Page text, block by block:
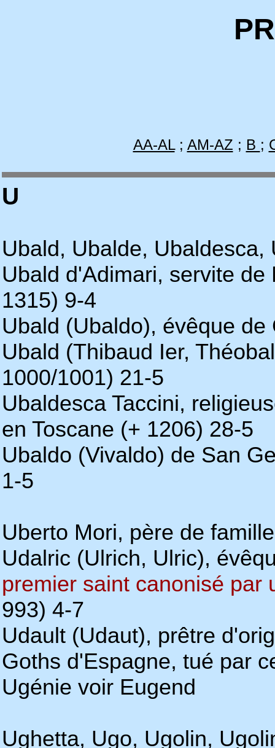
AA-AL; AM-AZ ; B ;
U
Ubald, Ubalde, Ubaldesca,
Ubald d'Adimari, servite
1315) 9-4
Ubald (Ubaldo), évêque
Ubald (Thibaud Ier,
1000/1001) 21-5
Ubaldesca Taccini,
en Toscane (+ 1206) 28-5
Ubaldo (Vivaldo) de San
1-5
Uberto Mori, père de
Udalric (Ulrich, Ulric),
premier saint canonisé par
993) 4-7
Udault (Udaut), prêtre
Goths d'Espagne, tué par
Ugénie voir Eugend
Ughetta, Ugo, Ugolin,